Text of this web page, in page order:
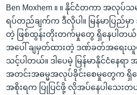
Ben Moxhem ။ ။ နိုင်ငံတကာ အလုပ်
ရပ်တည်ချက်က ဒီလိုပါ။ မြန်မာပြည်မှ
တဲ့ ဖြစ်ထွန်းတိုးတက်မှုတွေ ရှိနေပါတယ်
အပေါ် ချမှတ်ထားတဲ့ ဒဏ်ခတ်အရေး
သင့်ပါတယ်။ ဒါပေမဲ့ မြန်မာနိုင်ငံနေရာ
အတင်းအဓမ္မအလုပ်ခိုင်းစေမှုတွေက ရှိန
အစိုးရက ပြုပြင်ဖို့ လိုအပ်နေပါသေးတ